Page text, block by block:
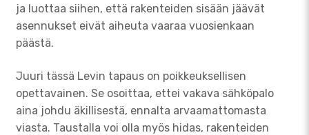
ja luottaa siihen, että rakenteiden sisään jäävät
asennukset eivät aiheuta vaaraa vuosienkaan
päästä.
Juuri tässä Levin tapaus on poikkeuksellisen
opettavainen. Se osoittaa, ettei vakava sähköpalo
aina johdu äkillisestä, ennalta arvaamattomasta
viasta. Taustalla voi olla myös hidas, rakenteiden